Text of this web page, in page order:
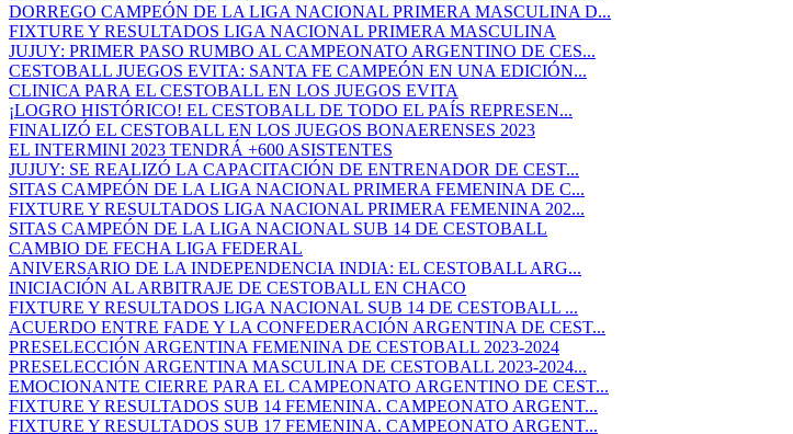
DORREGO CAMPEÓN DE LA LIGA NACIONAL PRIMERA MASCULINA D...
FIXTURE Y RESULTADOS LIGA NACIONAL PRIMERA MASCULINA
JUJUY: PRIMER PASO RUMBO AL CAMPEONATO ARGENTINO DE CES...
CESTOBALL JUEGOS EVITA: SANTA FE CAMPEÓN EN UNA EDICIÓN...
CLINICA PARA EL CESTOBALL EN LOS JUEGOS EVITA
¡LOGRO HISTÓRICO! EL CESTOBALL DE TODO EL PAÍS REPRESEN...
FINALIZÓ EL CESTOBALL EN LOS JUEGOS BONAERENSES 2023
EL INTERMINI 2023 TENDRÁ +600 ASISTENTES
JUJUY: SE REALIZÓ LA CAPACITACIÓN DE ENTRENADOR DE CEST...
SITAS CAMPEÓN DE LA LIGA NACIONAL PRIMERA FEMENINA DE C...
FIXTURE Y RESULTADOS LIGA NACIONAL PRIMERA FEMENINA 202...
SITAS CAMPEÓN DE LA LIGA NACIONAL SUB 14 DE CESTOBALL
CAMBIO DE FECHA LIGA FEDERAL
ANIVERSARIO DE LA INDEPENDENCIA INDIA: EL CESTOBALL ARG...
INICIACIÓN AL ARBITRAJE DE CESTOBALL EN CHACO
FIXTURE Y RESULTADOS LIGA NACIONAL SUB 14 DE CESTOBALL ...
ACUERDO ENTRE FADE Y LA CONFEDERACIÓN ARGENTINA DE CEST...
PRESELECCIÓN ARGENTINA FEMENINA DE CESTOBALL 2023-2024
PRESELECCIÓN ARGENTINA MASCULINA DE CESTOBALL 2023-2024...
EMOCIONANTE CIERRE PARA EL CAMPEONATO ARGENTINO DE CEST...
FIXTURE Y RESULTADOS SUB 14 FEMENINA. CAMPEONATO ARGENT...
FIXTURE Y RESULTADOS SUB 17 FEMENINA. CAMPEONATO ARGENT...